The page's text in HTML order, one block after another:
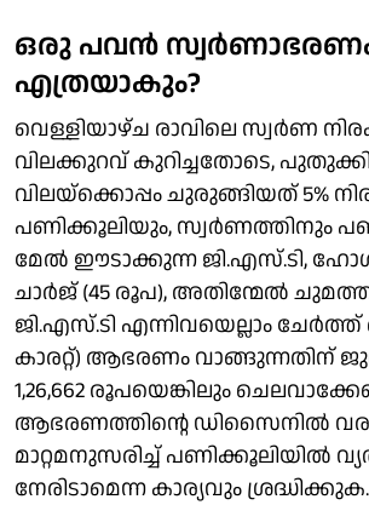
ഒരു പവൻ
എത്രയാകും?
വെള്ളിയാഴ്ച രാവിലെ സ്വർണ
വിലക്കുറവ് കുറിച്ചതോടെ,
വിലയ്ക്കൊപ്പം ചുരുങ്ങിയത് 5%
പണിക്കൂലിയും, സ്വര്‍ണത്തിനും
മേൽ ഈടാക്കുന്ന ജി.എസ്.ടി,
ചാര്‍ജ് (45 രൂപ), അതിന്മേൽ
ജി.എസ്.ടി എന്നിവയെല്ലാം
കാരറ്റ്) ആഭരണം വാങ്ങുന്നതിന്
1,26,662 രൂപയെങ്കിലും
ആഭരണത്തിന്റെ ഡിസൈനിൽ
മാറ്റമനുസരിച്ച് പണിക്കൂലിയിൽ
നേരിടാമെന്ന കാര്യവും ശ്രദ്ധിക്കുക.